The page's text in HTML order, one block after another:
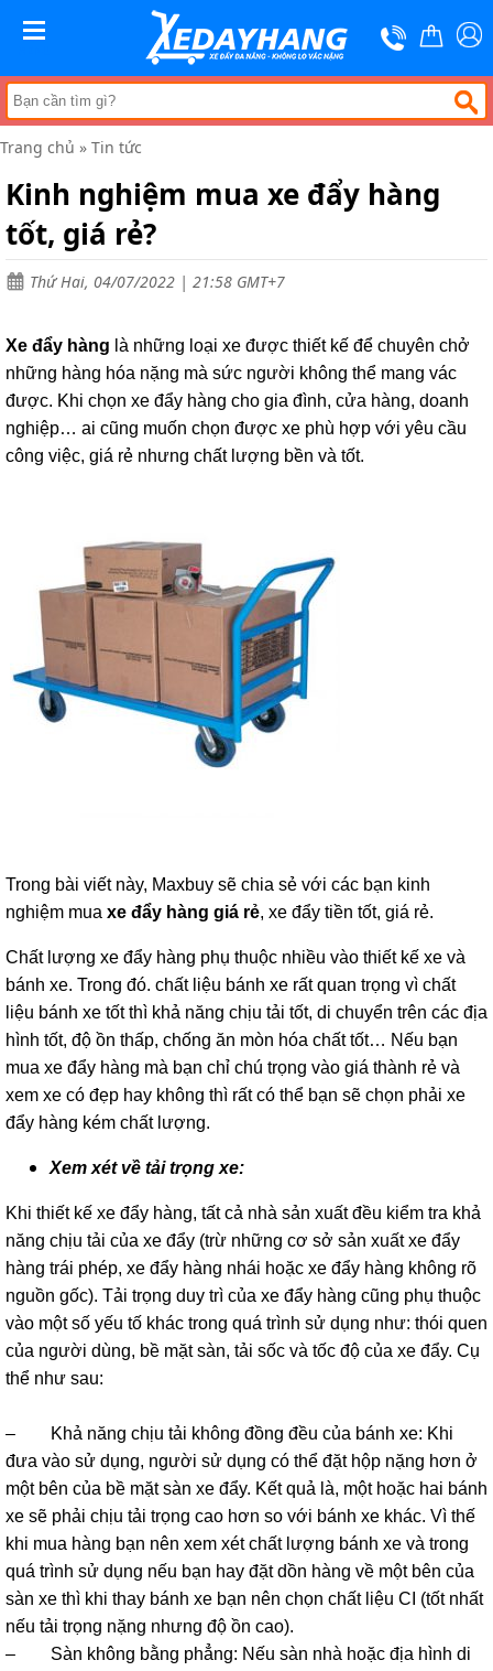
Trang
chủ
Xe
đẩy
hàng
Xe
tay
Bánh
xe
đẩy
Tin
tức
Liên
hệ
Trang chủ » Tin tức
Kinh nghiệm mua xe đẩy hàng
tốt, giá rẻ?
Thứ Hai, 04/07/2022 | 21:58 GMT+7
Xe đẩy hàng là những loại xe được thiết kế để chuyên chở
những hàng hóa nặng mà sức người không thể mang vác
được. Khi chọn xe đẩy hàng cho gia đình, cửa hàng, doanh
nghiệp… ai cũng muốn chọn được xe phù hợp với yêu cầu
công việc, giá rẻ nhưng chất lượng bền và tốt.
Trong bài viết này, Maxbuy sẽ chia sẻ với các bạn kinh
nghiệm mua xe đẩy hàng giá rẻ, xe đẩy tiền tốt, giá rẻ.
Chất lượng xe đẩy hàng phụ thuộc nhiều vào thiết kế xe và
bánh xe. Trong đó. chất liệu bánh xe rất quan trọng vì chất
liệu bánh xe tốt thì khả năng chịu tải tốt, di chuyển trên các địa
hình tốt, độ ồn thấp, chống ăn mòn hóa chất tốt… Nếu bạn
mua xe đẩy hàng mà bạn chỉ chú trọng vào giá thành rẻ và
xem xe có đẹp hay không thì rất có thể bạn sẽ chọn phải xe
đẩy hàng kém chất lượng.
Xem xét về tải trọng xe:
Khi thiết kế xe đẩy hàng, tất cả nhà sản xuất đều kiểm tra khả
năng chịu tải của xe đẩy (trừ những cơ sở sản xuất xe đẩy
hàng trái phép, xe đẩy hàng nhái hoặc xe đẩy hàng không rõ
nguồn gốc). Tải trọng duy trì của xe đẩy hàng cũng phụ thuộc
vào một số yếu tố khác trong quá trình sử dụng như: thói quen
của người dùng, bề mặt sàn, tải sốc và tốc độ của xe đẩy. Cụ
thể như sau:
– Khả năng chịu tải không đồng đều của bánh xe: Khi
đưa vào sử dụng, người sử dụng có thể đặt hộp nặng hơn ở
một bên của bề mặt sàn xe đẩy. Kết quả là, một hoặc hai bánh
xe sẽ phải chịu tải trọng cao hơn so với bánh xe khác. Vì thế
khi mua hàng bạn nên xem xét chất lượng bánh xe và trong
quá trình sử dụng nếu bạn hay đặt dồn hàng về một bên của
sàn xe thì khi thay bánh xe bạn nên chọn chất liệu CI (tốt nhất
nếu tải trọng nặng nhưng độ ồn cao).
– Sàn không bằng phẳng: Nếu sàn nhà hoặc địa hình di